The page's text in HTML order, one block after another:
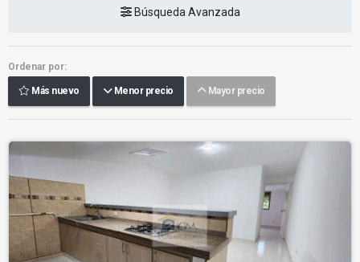
Búsqueda Avanzada
Ordenar por:
Más nuevo Menor precio Mayor precio